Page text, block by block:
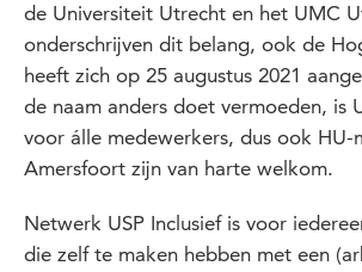
de Universiteit Utrecht en het UMC
onderschrijven dit belang, ook de
heeft zich op 25 augustus 2021
de naam anders doet vermoeden, is
voor álle medewerkers, dus ook HU-
Amersfoort zijn van harte welkom.
Netwerk USP Inclusief is voor
die zelf te maken hebben met een